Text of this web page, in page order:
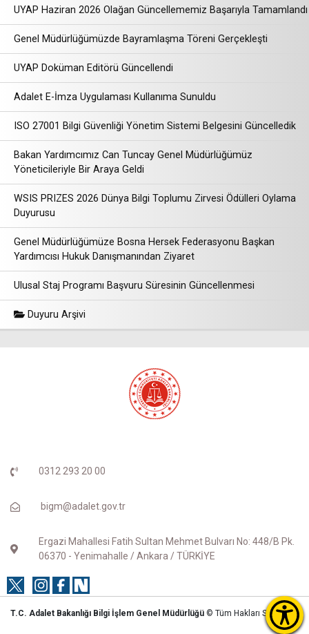
UYAP Haziran 2026 Olağan Güncellememiz Başarıyla Tamamlandı
Genel Müdürlüğümüzde Bayramlaşma Töreni Gerçekleşti
UYAP Doküman Editörü Güncellendi
Adalet E-İmza Uygulaması Kullanıma Sunuldu
ISO 27001 Bilgi Güvenliği Yönetim Sistemi Belgesini Güncelledik
Bakan Yardımcımız Can Tuncay Genel Müdürlüğümüz
Yöneticileriyle Bir Araya Geldi
WSIS PRIZES 2026 Dünya Bilgi Toplumu Zirvesi Ödülleri Oylama
Duyurusu
Genel Müdürlüğümüze Bosna Hersek Federasyonu Başkan
Yardımcısı Hukuk Danışmanından Ziyaret
Ulusal Staj Programı Başvuru Süresinin Güncellenmesi
Duyuru Arşivi
0312 293 20 00
bigm@adalet.gov.tr
Ergazi Mahallesi Fatih Sultan Mehmet Bulvarı No: 448/B Pk.
06370 - Yenimahalle / Ankara / TÜRKİYE
T.C. Adalet Bakanlığı Bilgi İşlem Genel Müdürlüğü © Tüm Hakları Saklıdır.